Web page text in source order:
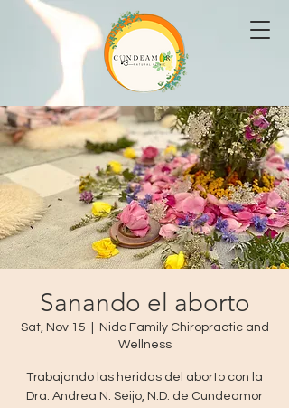
Sanando el aborto
Sat, Nov 15
Nido Family Chiropractic and
Wellness
Trabajando las heridas del aborto con la
Dra. Andrea N. Seijo, N.D. de Cundeamor